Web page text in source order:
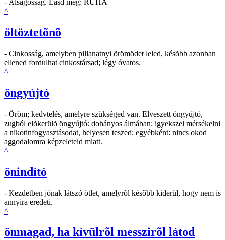
- Álságosság. Lásd még: RUHA
^
öltöztetõnõ
- Cinkosság, amelyben pillanatnyi örömödet leled, késõbb azonban
ellened fordulhat cinkostársad; légy óvatos.
^
öngyújtó
- Öröm; kedvtelés, amelyre szükséged van. Elveszett öngyújtó,
zugból elõkerülõ öngyújtó: dohányos álmában: igyekszel mérsékelni
a nikotinfogyasztásodat, helyesen teszed; egyébként: nincs okod
aggodalomra képzeleteid miatt.
^
önindító
- Kezdetben jónak látszó ötlet, amelyrõl késõbb kiderül, hogy nem is
annyira eredeti.
^
önmagad, ha kívülrõl messzirõl látod